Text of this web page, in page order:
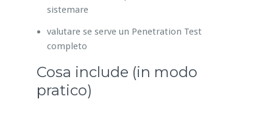
sistemare
valutare se serve un Penetration Test
completo
Cosa include (in modo
pratico)